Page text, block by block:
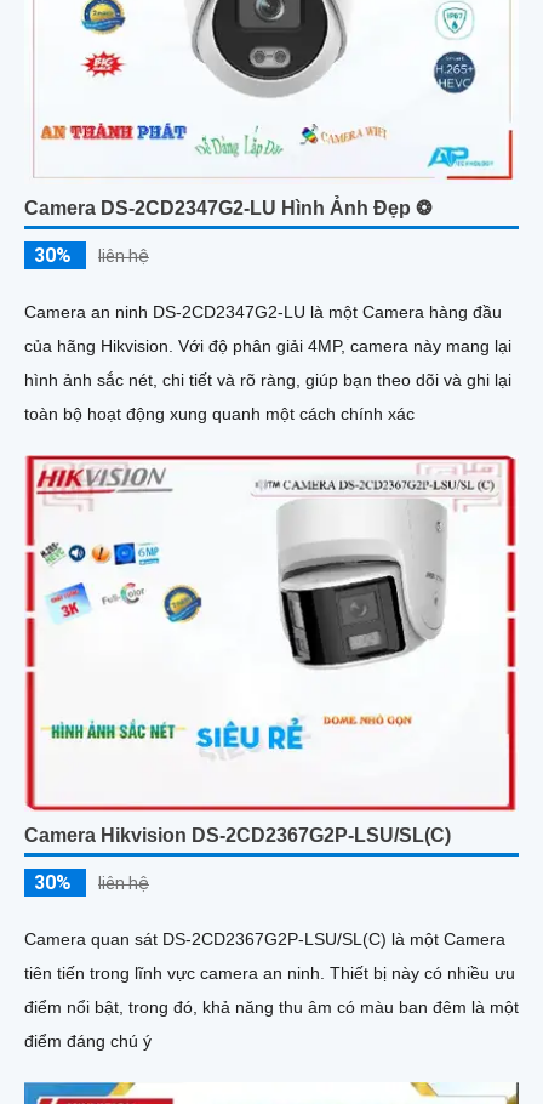
Camera DS-2CD2347G2-LU Hình Ảnh Đẹp ❂
30% liên hệ
Camera an ninh DS-2CD2347G2-LU là một Camera hàng đầu
của hãng Hikvision. Với độ phân giải 4MP, camera này mang lại
hình ảnh sắc nét, chi tiết và rõ ràng, giúp bạn theo dõi và ghi lại
toàn bộ hoạt động xung quanh một cách chính xác
Camera Hikvision DS-2CD2367G2P-LSU/SL(C)
30% liên hệ
Camera quan sát DS-2CD2367G2P-LSU/SL(C) là một Camera
tiên tiến trong lĩnh vực camera an ninh. Thiết bị này có nhiều ưu
điểm nổi bật, trong đó, khả năng thu âm có màu ban đêm là một
điểm đáng chú ý